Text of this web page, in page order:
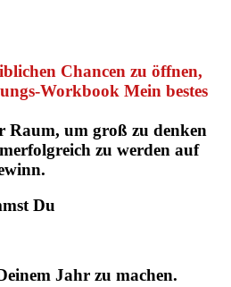
Chancen zu öffnen,
Workbook Mein bestes
Raum, um groß zu denken
zu werden auf
Du
Jahr zu machen.